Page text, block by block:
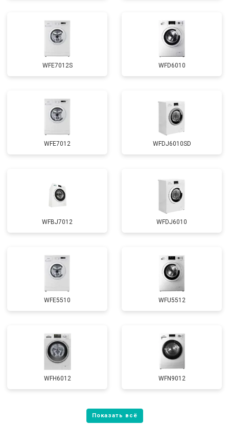
Замена УБЛ от 2100 ₽ Заказать
Замена приводного ремня от 2550 ₽ Заказать
WFE7012S WFD6010
WFE7012 WFDJ6010SD
WFBJ7012 WFDJ6010
WFE5510 WFU5512
WFH6012 WFN9012